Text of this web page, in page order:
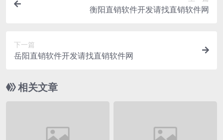
衡阳直销软件开发请找直销软件网
下一篇
岳阳直销软件开发请找直销软件网
相关文章